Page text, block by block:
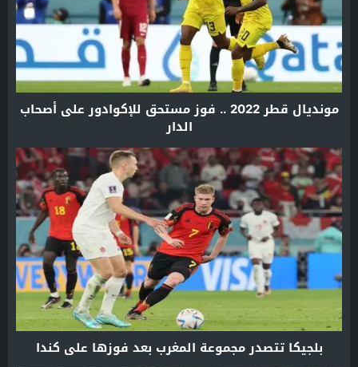
مونديال قطر 2022 .. فوز مستحق للإكوادور على أصحاب
الدار
بلجيكا تتصدر مجموعة المغرب بعد فوزها على كندا